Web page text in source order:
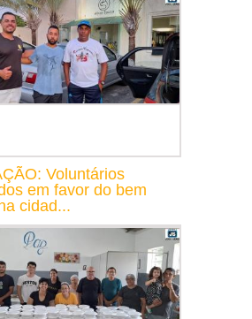
Voluntários
em favor do bem
cidad...